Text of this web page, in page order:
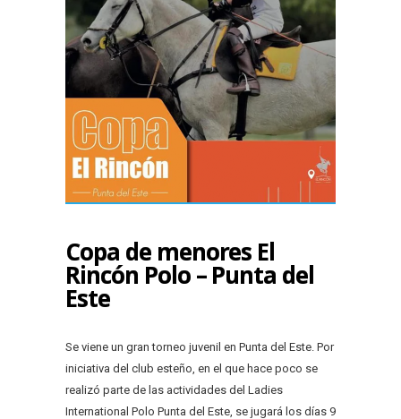
Copa de menores El
Rincón Polo – Punta del
Este
Se viene un gran torneo juvenil en Punta del Este. Por
iniciativa del club esteño, en el que hace poco se
realizó parte de las actividades del Ladies
International Polo Punta del Este, se jugará los días 9